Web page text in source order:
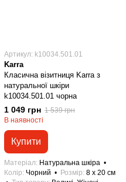
Артикул: k10034.501.01
Karra
Класична візитниця Karra з
натуральної шкіри
k10034.501.01 чорна
1 049 грн 1 539 грн
В наявності
Купити
Матеріал
Натуральна шкіра
Колір Чорний Розмір 8 x 20 см